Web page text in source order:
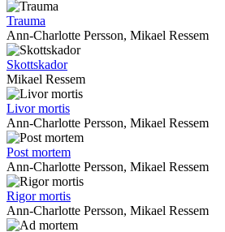
Trauma
Ann-Charlotte Persson, Mikael Ressem
Skottskador
Mikael Ressem
Livor mortis
Ann-Charlotte Persson, Mikael Ressem
Post mortem
Ann-Charlotte Persson, Mikael Ressem
Rigor mortis
Ann-Charlotte Persson, Mikael Ressem